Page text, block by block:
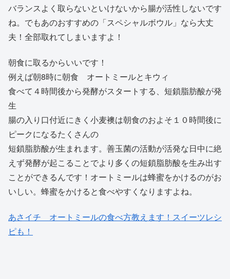
バランスよく取らないといけないから腸が活性しないです
ね。でもあのおすすめの「スペシャルボウル」なら大丈
夫！全部取れてしまいますよ！
朝食に取るからいいです！
例えば朝8時に朝食 オートミールとキウィ
食べて４時間後から発酵がスタートする、短鎖脂肪酸が発
生
腸の入り口付近にきく小麦襖は朝食のおよそ１０時間後に
ピークになるたくさんの
短鎖脂肪酸が生まれます。善玉菌の活動が活発な日中に絶
えず発酵が起こることでより多くの短鎖脂肪酸を生み出す
ことができるんです！オートミールは蜂蜜をかけるのがお
いしい。蜂蜜をかけると食べやすくなりますよね。
あさイチ オートミールの食べ方教えます！スイーツレシ
ピも！